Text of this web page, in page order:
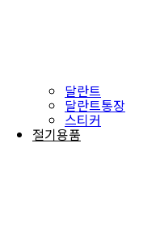
달란트
달란트통장
스티커
절기용품